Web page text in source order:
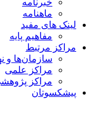
خبرنامه
ماهنامه
لینک های مفید
مفاهیم پایه
مراکز مرتبط
سازمان‌ها و
مراکز علمی
مراکز
پیشکسوتان